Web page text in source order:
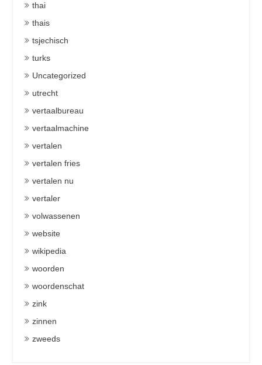
thai
thais
tsjechisch
turks
Uncategorized
utrecht
vertaalbureau
vertaalmachine
vertalen
vertalen fries
vertalen nu
vertaler
volwassenen
website
wikipedia
woorden
woordenschat
zink
zinnen
zweeds